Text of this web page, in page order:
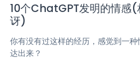
r e
b
k
t
t
i
l
e
g
m
t
s
p
s
e
e
r
10个ChatGPT发明的情感(
讶)
你有没有过这样的经历，感觉到一
达出来？